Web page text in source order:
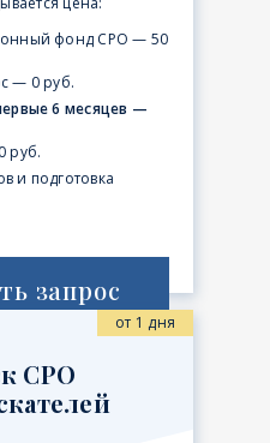
фонд СРО — 50
— 0 руб.
6 месяцев —
руб.
и подготовка
запрос
от 1 дня
СРО